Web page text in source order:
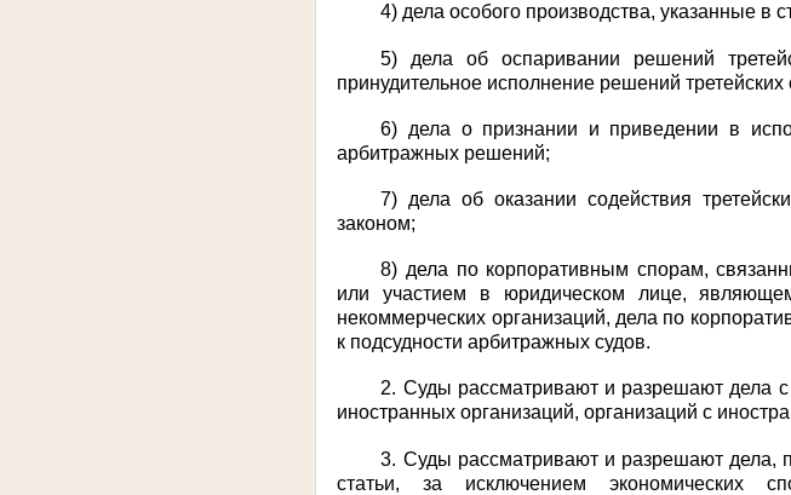
4) дела особого производства, указанные в
5) дела об оспаривании решений
принудительное исполнение решений третейских
6) дела о признании и приведении в
арбитражных решений;
7) дела об оказании содействия
законом;
8) дела по корпоративным спорам,
или участием в юридическом лице,
некоммерческих организаций, дела по
к подсудности арбитражных судов.
2. Суды рассматривают и разрешают дела
иностранных организаций, организаций с
3. Суды рассматривают и разрешают дела,
статьи, за исключением экономических